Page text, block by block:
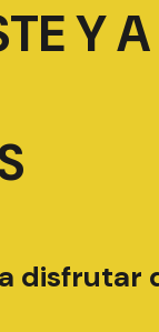
Y A
disfrutar